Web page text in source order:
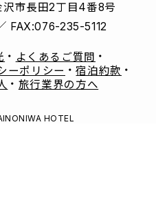
市長田2丁目4番8号
FAX:076-235-5112
よくあるご質問
ーポリシー
宿泊約款
旅行業界の方へ
HOTEL